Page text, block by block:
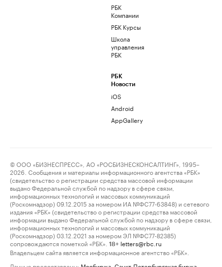
РБК
Компании
РБК Курсы
Школа
управления
РБК
РБК
Новости
iOS
Android
AppGallery
© ООО «БИЗНЕСПРЕСС», АО «РОСБИЗНЕСКОНСАЛТИНГ», 1995–
2026. Сообщения и материалы информационного агентства «РБК»
(свидетельство о регистрации средства массовой информации
выдано Федеральной службой по надзору в сфере связи,
информационных технологий и массовых коммуникаций
(Роскомнадзор) 09.12.2015 за номером ИА №ФС77-63848) и сетевого
издания «РБК» (свидетельство о регистрации средства массовой
информации выдано Федеральной службой по надзору в сфере связи,
информационных технологий и массовых коммуникаций
(Роскомнадзор) 03.12.2021 за номером ЭЛ №ФС77-82385)
сопровождаются пометкой «РБК».
18+ letters@rbc.ru
Владельцем сайта является информационное агентство «РБК».